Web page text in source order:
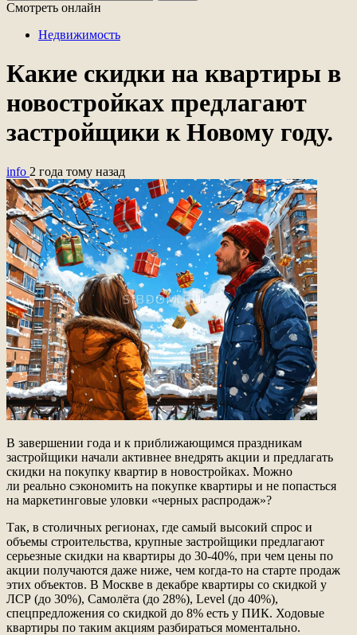
Смотреть онлайн
Недвижимость
Какие скидки на квартиры в
новостройках предлагают
застройщики к Новому году.
info 2 года тому назад
В завершении года и к приближающимся праздникам
застройщики начали активнее внедрять акции и предлагать
скидки на покупку квартир в новостройках. Можно
ли реально сэкономить на покупке квартиры и не попасться
на маркетинговые уловки «черных распродаж»?
Так, в столичных регионах, где самый высокий спрос и
объемы строительства, крупные застройщики предлагают
серьезные скидки на квартиры до 30-40%, при чем цены по
акции получаются даже ниже, чем когда-то на старте продаж
этих объектов. В Москве в декабре квартиры со скидкой у
ЛСР (до 30%), Самолёта (до 28%), Level (до 40%),
спецпредложения со скидкой до 8% есть у ПИК. Ходовые
квартиры по таким акциям разбираться моментально.